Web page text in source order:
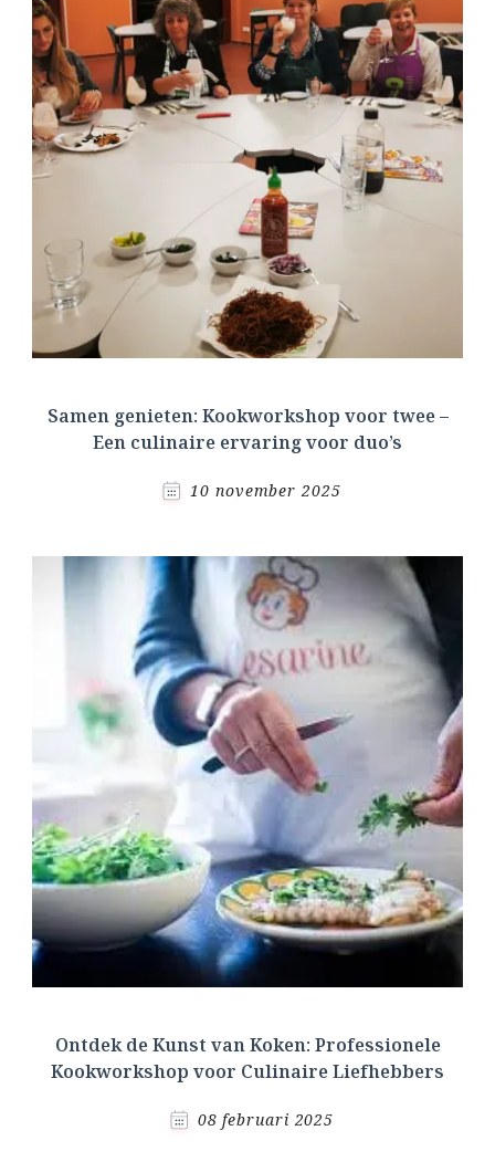
Samen genieten: Kookworkshop voor twee –
Een culinaire ervaring voor duo’s
10 november 2025
Ontdek de Kunst van Koken: Professionele
Kookworkshop voor Culinaire Liefhebbers
08 februari 2025